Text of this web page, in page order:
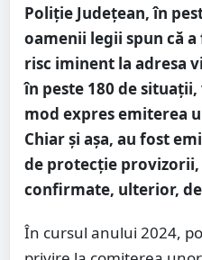
Poliție Județean, în
oamenii legii spun că
risc iminent la adresa
în peste 180 de
mod expres emiterea
Chiar și așa, au fost
de protecție provizorii,
confirmate, ulterior,
În cursul anului 2024,